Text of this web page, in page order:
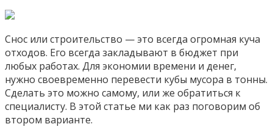
Снос или строительство — это всегда огромная куча
отходов. Его всегда закладывают в бюджет при
любых работах. Для экономии времени и денег,
нужно своевременно перевести кубы мусора в тонны.
Сделать это можно самому, или же обратиться к
специалисту. В этой статье ми как раз поговорим об
втором варианте.